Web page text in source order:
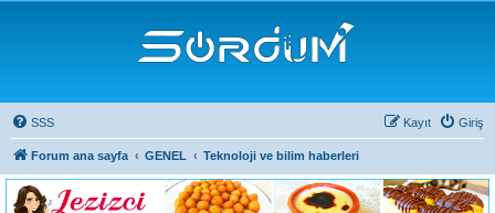
SSS Giriş
Kayıt
Forum ana sayfa GENEL Teknoloji ve bilim haberleri